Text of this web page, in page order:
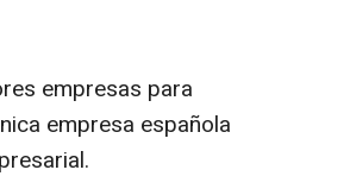
empresas para
empresa española